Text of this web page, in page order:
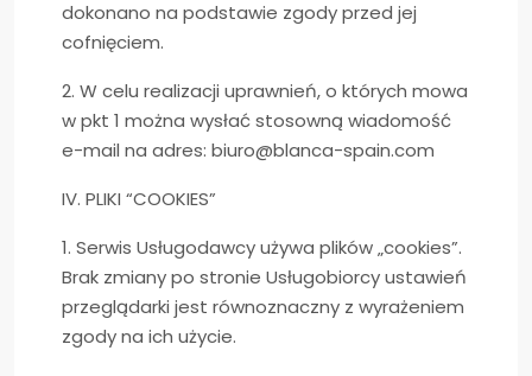
dokonano na podstawie zgody przed jej
cofnięciem.
2. W celu realizacji uprawnień, o których mowa
w pkt 1 można wysłać stosowną wiadomość
e-mail na adres: biuro@blanca-spain.com
IV. PLIKI “COOKIES”
1. Serwis Usługodawcy używa plików „cookies”.
Brak zmiany po stronie Usługobiorcy ustawień
przeglądarki jest równoznaczny z wyrażeniem
zgody na ich użycie.